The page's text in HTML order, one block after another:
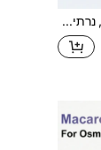
מתאים ל- Osmo Pocket 4, נרתיק הגנה מסיליקון, כיסוי הגנה לגימבל, סרט הגנה לעדשה, כיסוי הגנה נגד שריטות, כיסוי הגנה נגד התנגשות, הגנה מסיליקון רך, אביזרים חסיני אבק, אביזרי מארז למצלמה